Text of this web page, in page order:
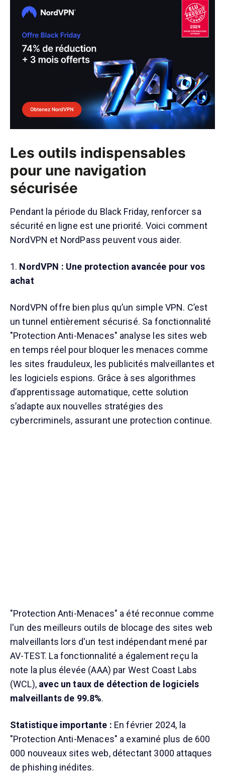
Les outils indispensables
pour une navigation
sécurisée
Pendant la période du Black Friday, renforcer sa
sécurité en ligne est une priorité. Voici comment
NordVPN et NordPass peuvent vous aider.
1. NordVPN : Une protection avancée pour vos
achat
NordVPN offre bien plus qu’un simple VPN. C’est
un tunnel entièrement sécurisé. Sa fonctionnalité
"Protection Anti-Menaces" analyse les sites web
en temps réel pour bloquer les menaces comme
les sites frauduleux, les publicités malveillantes et
les logiciels espions. Grâce à ses algorithmes
d’apprentissage automatique, cette solution
s’adapte aux nouvelles stratégies des
cybercriminels, assurant une protection continue.
"Protection Anti-Menaces" a été reconnue comme
l'un des meilleurs outils de blocage des sites web
malveillants lors d'un test indépendant mené par
AV-TEST. La fonctionnalité a également reçu la
note la plus élevée (AAA) par West Coast Labs
(WCL), avec un taux de détection de logiciels
malveillants de 99.8%.
Statistique importante : En février 2024, la
"Protection Anti-Menaces" a examiné plus de 600
000 nouveaux sites web, détectant 3000 attaques
de phishing inédites.